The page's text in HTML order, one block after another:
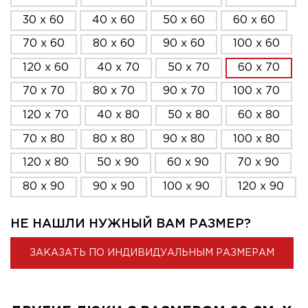
30 x 60 40 x 60 50 x 60 60 x 60
70 x 60 80 x 60 90 x 60 100 x 60
120 x 60 40 x 70 50 x 70 60 x 70
70 x 70 80 x 70 90 x 70 100 x 70
120 x 70 40 x 80 50 x 80 60 x 80
70 x 80 80 x 80 90 x 80 100 x 80
120 x 80 50 x 90 60 x 90 70 x 90
80 x 90 90 x 90 100 x 90 120 x 90
НЕ НАШЛИ НУЖНЫЙ ВАМ РАЗМЕР?
ЗАКАЗАТЬ ПО ИНДИВИДУАЛЬНЫМ РАЗМЕРАМ